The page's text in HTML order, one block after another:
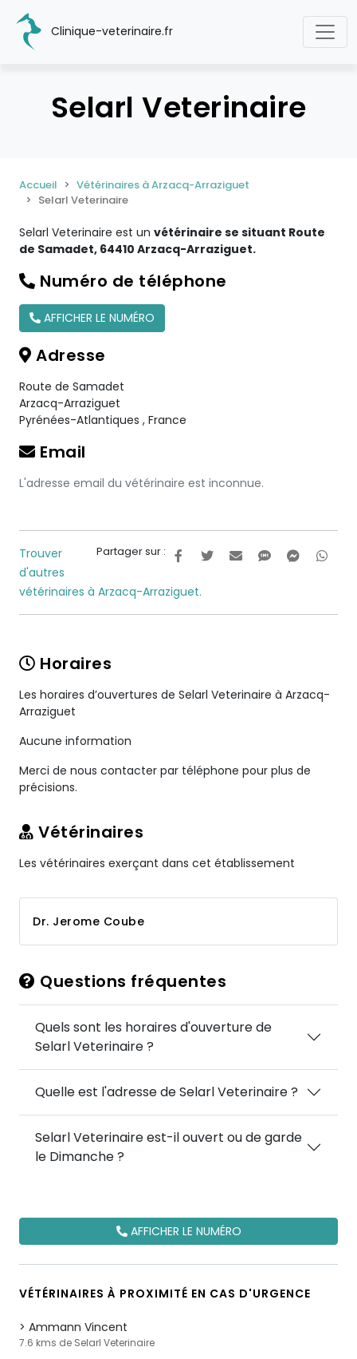
Clinique-veterinaire.fr
Selarl Veterinaire
Accueil
Vétérinaires à Arzacq-Arraziguet
Selarl Veterinaire
Selarl Veterinaire est un vétérinaire se situant Route
de Samadet, 64410 Arzacq-Arraziguet.
Numéro de téléphone
AFFICHER LE NUMÉRO
Adresse
Route de Samadet
Arzacq-Arraziguet
Pyrénées-Atlantiques , France
Email
L'adresse email du vétérinaire est inconnue.
Partager sur :
Trouver
d'autres
vétérinaires à Arzacq-Arraziguet.
Horaires
Les horaires d’ouvertures de Selarl Veterinaire à Arzacq-
Arraziguet
Aucune information
Merci de nous contacter par téléphone pour plus de
précisions.
Vétérinaires
Les vétérinaires exerçant dans cet établissement
Dr. Jerome Coube
Questions fréquentes
Quels sont les horaires d'ouverture de
Selarl Veterinaire ?
Quelle est l'adresse de Selarl Veterinaire ?
Selarl Veterinaire est-il ouvert ou de garde
le Dimanche ?
AFFICHER LE NUMÉRO
VÉTÉRINAIRES À PROXIMITÉ EN CAS D'URGENCE
Ammann Vincent
7.6 kms de Selarl Veterinaire